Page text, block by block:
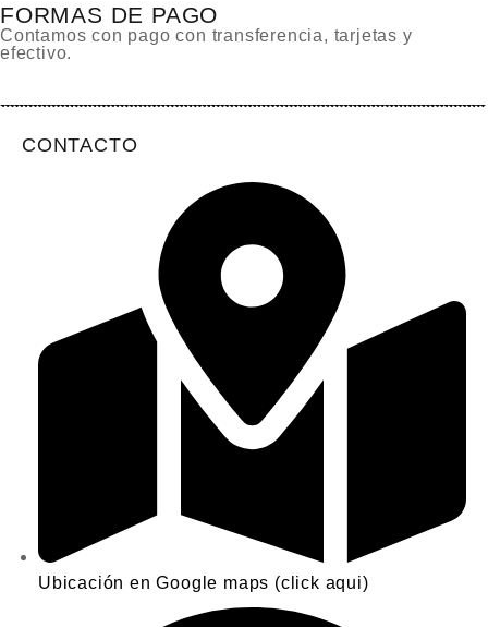
FORMAS DE PAGO
Contamos con pago con transferencia, tarjetas y
efectivo.
CONTACTO
Ubicación en Google maps (click aqui)